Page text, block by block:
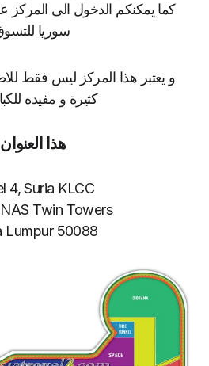
كما يمكنكم الدخول الى
سوريا
و يعتبر هذا المركز ليس فقط
كثيرة و مفيده
هذا العنوان
4, Suria KLCC,
Twin Towers,
50088 Kuala Lumpur.